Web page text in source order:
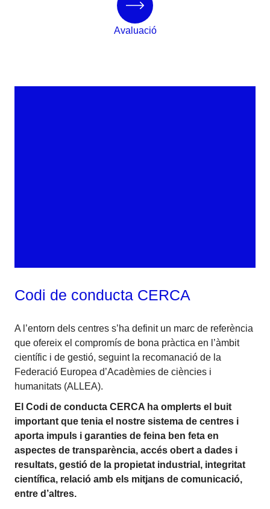
Avaluació
Codi de conducta CERCA
A l’entorn dels centres s’ha definit un marc de referència
que ofereix el compromís de bona pràctica en l’àmbit
científic i de gestió, seguint la recomanació de la
Federació Europea d’Acadèmies de ciències i
humanitats (ALLEA).
El Codi de conducta CERCA ha omplerts el buit
important que tenia el nostre sistema de centres i
aporta impuls i garanties de feina ben feta en
aspectes de transparència, accés obert a dades i
resultats, gestió de la propietat industrial, integritat
científica, relació amb els mitjans de comunicació,
entre d’altres.